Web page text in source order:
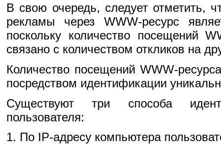
В свою очередь, следует отметить,
рекламы через WWW-ресурс
поскольку количество посещений
связано с количеством откликов на
Количество посещений WWW-
посредством идентификации
Существуют три способа
пользователя:
1. По IP-адресу компьютера